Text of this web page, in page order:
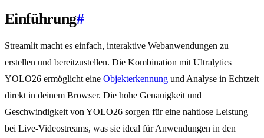
Einführung#
Streamlit macht es einfach, interaktive Webanwendungen zu
erstellen und bereitzustellen. Die Kombination mit Ultralytics
YOLO26 ermöglicht eine Objekterkennung und Analyse in Echtzeit
direkt in deinem Browser. Die hohe Genauigkeit und
Geschwindigkeit von YOLO26 sorgen für eine nahtlose Leistung
bei Live-Videostreams, was sie ideal für Anwendungen in den